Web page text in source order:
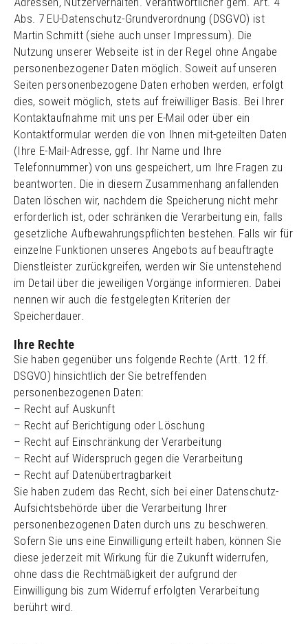
Abs. 7 EU-Datenschutz-Grundverordnung (DSGVO) ist
Martin Schmitt (siehe auch unser Impressum). Die
Nutzung unserer Webseite ist in der Regel ohne Angabe
personenbezogener Daten möglich. Soweit auf unseren
Seiten personenbezogene Daten erhoben werden, erfolgt
dies, soweit möglich, stets auf freiwilliger Basis. Bei Ihrer
Kontaktaufnahme mit uns per E-Mail oder über ein
Kontaktformular werden die von Ihnen mit-geteilten Daten
(Ihre E-Mail-Adresse, ggf. Ihr Name und Ihre
Telefonnummer) von uns gespeichert, um Ihre Fragen zu
beantworten. Die in diesem Zusammenhang anfallenden
Daten löschen wir, nachdem die Speicherung nicht mehr
erforderlich ist, oder schränken die Verarbeitung ein, falls
gesetzliche Aufbewahrungspflichten bestehen. Falls wir für
einzelne Funktionen unseres Angebots auf beauftragte
Dienstleister zurückgreifen, werden wir Sie untenstehend
im Detail über die jeweiligen Vorgänge informieren. Dabei
nennen wir auch die festgelegten Kriterien der
Speicherdauer.
Ihre Rechte
Sie haben gegenüber uns folgende Rechte (Artt. 12 ff.
DSGVO) hinsichtlich der Sie betreffenden
personenbezogenen Daten:
– Recht auf Auskunft
– Recht auf Berichtigung oder Löschung
– Recht auf Einschränkung der Verarbeitung
– Recht auf Widerspruch gegen die Verarbeitung
– Recht auf Datenübertragbarkeit
Sie haben zudem das Recht, sich bei einer Datenschutz-
Aufsichtsbehörde über die Verarbeitung Ihrer
personenbezogenen Daten durch uns zu beschweren.
Sofern Sie uns eine Einwilligung erteilt haben, können Sie
diese jederzeit mit Wirkung für die Zukunft widerrufen,
ohne dass die Rechtmäßigkeit der aufgrund der
Einwilligung bis zum Widerruf erfolgten Verarbeitung
berührt wird.